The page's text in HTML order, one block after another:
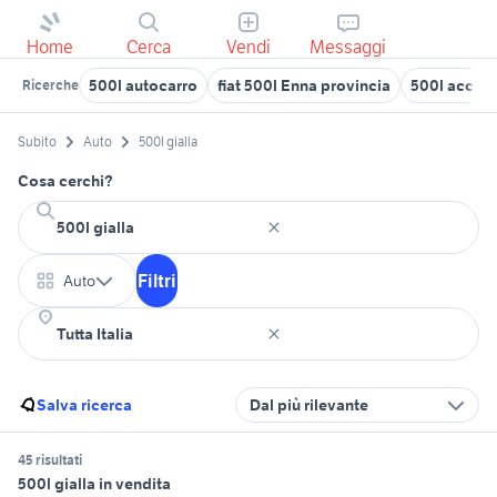
Home Cerca Vendi Messaggi
Ricerche 500l autocarro fiat 500l Enna provincia 500l
Subito Auto 500l gialla
Cosa cerchi?
Auto Filtri
Salva ricerca Dal più rilevante
45 risultati
500l gialla in vendita